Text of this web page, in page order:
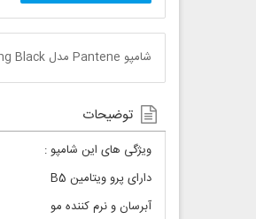
شامپو Pantene مدل Long Black حجم 480 میلی لیتر
توضیحات
ویژگی های این شامپو :
دارای پرو ویتامین B5
آبرسان و نرم کننده مو